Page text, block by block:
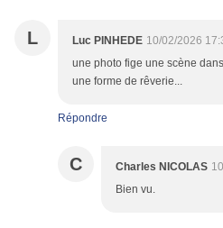
L Luc PINHEDE 10/02/2026
une photo fige une scène
une forme de rêverie...
Répondre
C Charles NICOLAS
Bien vu.